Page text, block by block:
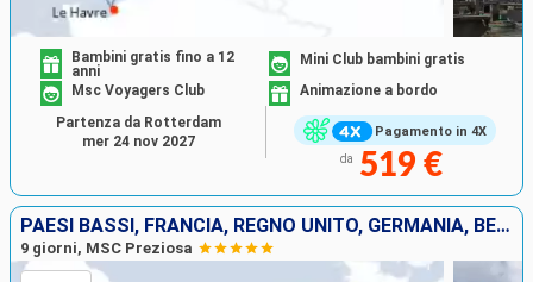
Pagamento in 4X
Bambini gratis fino a 12
anni
Mini Club bambini gratis
Msc Voyagers Club
Animazione a bordo
da 519 €
Partenza da Rotterdam
mer 24 nov 2027
PAESI BASSI, FRANCIA, REGNO UNITO, GERMANIA, BELGIO
9 giorni, MSC Preziosa